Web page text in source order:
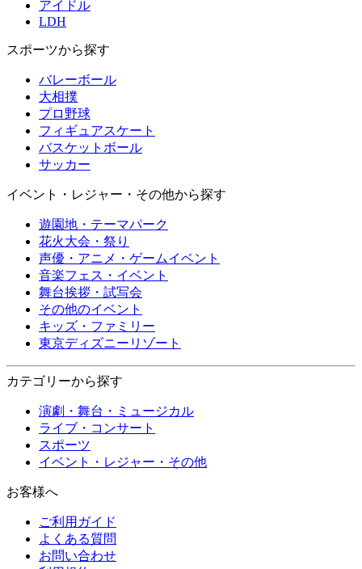
アイドル
LDH
スポーツから探す
バレーボール
大相撲
プロ野球
フィギュアスケート
バスケットボール
サッカー
イベント・レジャー・その他から探す
遊園地・テーマパーク
花火大会・祭り
声優・アニメ・ゲームイベント
音楽フェス・イベント
舞台挨拶・試写会
その他のイベント
キッズ・ファミリー
東京ディズニーリゾート
カテゴリーから探す
演劇・舞台・ミュージカル
ライブ・コンサート
スポーツ
イベント・レジャー・その他
お客様へ
ご利用ガイド
よくある質問
お問い合わせ